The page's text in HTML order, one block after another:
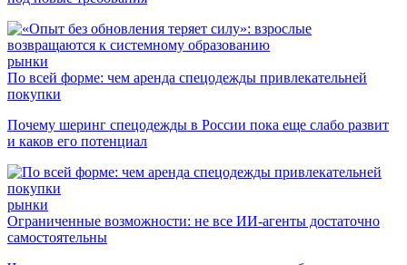
рынки
По всей форме: чем аренда спецодежды привлекательней
покупки
Почему шеринг спецодежды в России пока еще слабо развит
и каков его потенциал
рынки
Ограниченные возможности: не все ИИ-агенты достаточно
самостоятельны